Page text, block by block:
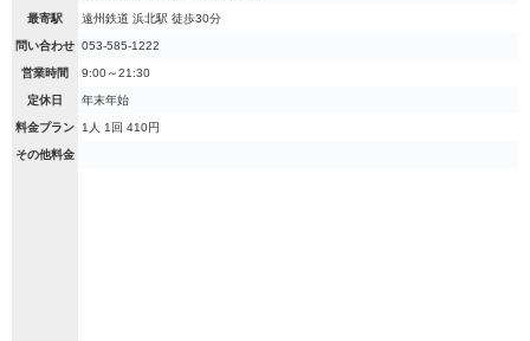
最寄駅 遠州鉄道 浜北駅 徒歩30分
問い合わせ 053-585-1222
営業時間 9:00～21:30
定休日 年末年始
料金プラン 1人 1回 410円
その他料金